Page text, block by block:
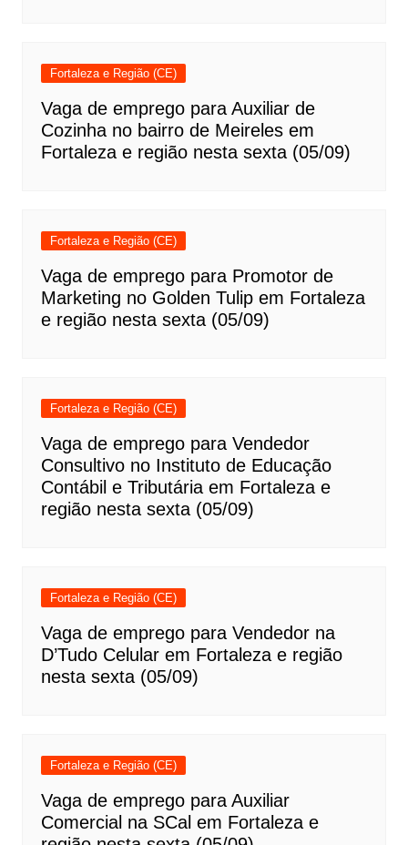
Fortaleza e Região (CE)
Vaga de emprego para Auxiliar de
Cozinha no bairro de Meireles em
Fortaleza e região nesta sexta (05/09)
Fortaleza e Região (CE)
Vaga de emprego para Promotor de
Marketing no Golden Tulip em Fortaleza
e região nesta sexta (05/09)
Fortaleza e Região (CE)
Vaga de emprego para Vendedor
Consultivo no Instituto de Educação
Contábil e Tributária em Fortaleza e
região nesta sexta (05/09)
Fortaleza e Região (CE)
Vaga de emprego para Vendedor na
D’Tudo Celular em Fortaleza e região
nesta sexta (05/09)
Fortaleza e Região (CE)
Vaga de emprego para Auxiliar
Comercial na SCal em Fortaleza e